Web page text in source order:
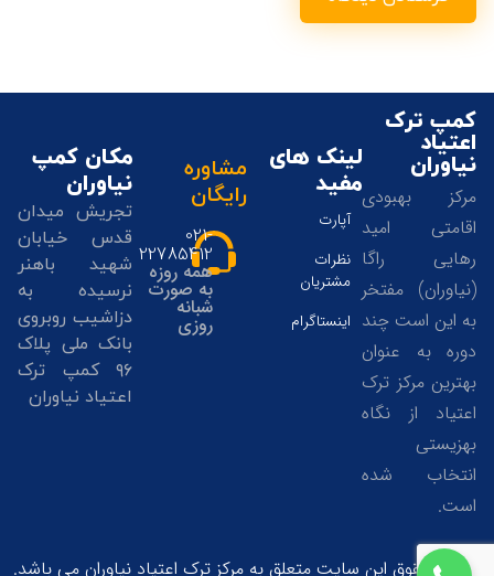
کمپ ترک
اعتیاد
نیاوران
مرکز بهبودی
اقامتی امید
رهایی راگا
(نیاوران) مفتخر
به این است چند
دوره به عنوان
بهترین مرکز ترک
اعتیاد از نگاه
بهزیستی
انتخاب شده
است.
لینک های
مفید
آپارت
نظرات
مشتریان
اینستاگرام
مشاوره
رایگان
021-
22785412
همه روزه
به صورت
شبانه
روزی
مکان کمپ
نیاوران
تجریش میدان
قدس خیابان
شهید باهنر
نرسیده به
دزاشیب روبروی
بانک ملی پلاک
۹۶ کمپ ترک
اعتیاد نیاوران
تمامی حقوق این سایت متعلق به مرکز ترک اعتیاد نیاوران می باشد.